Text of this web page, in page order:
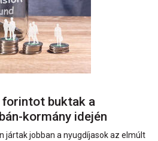
buktak a
kormány idején
jártak jobban a nyugdíjasok az elmúlt